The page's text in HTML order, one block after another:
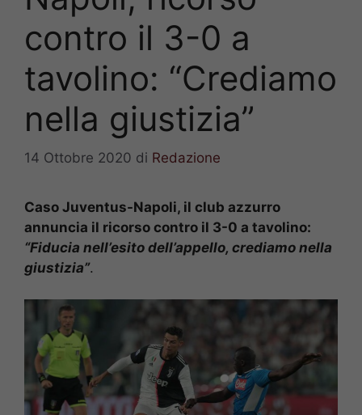
contro il 3-0 a
tavolino: “Crediamo
nella giustizia”
14 Ottobre 2020 di Redazione
Caso Juventus-Napoli, il club azzurro
annuncia il ricorso contro il 3-0 a tavolino:
“Fiducia nell’esito dell’appello, crediamo nella
giustizia”.